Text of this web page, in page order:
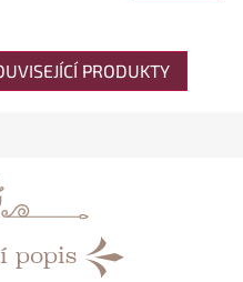
PRODUKTY
popis